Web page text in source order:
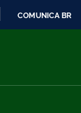
COMUNICA BR